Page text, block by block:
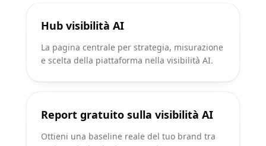
Hub visibilità AI
La pagina centrale per strategia, misurazione
e scelta della piattaforma nella visibilità AI.
Report gratuito sulla visibilità AI
Ottieni una baseline reale del tuo brand tra